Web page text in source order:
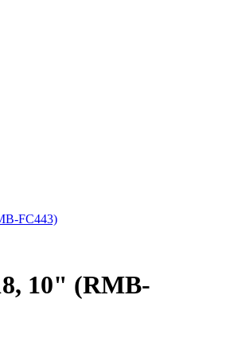
10" (RMB-